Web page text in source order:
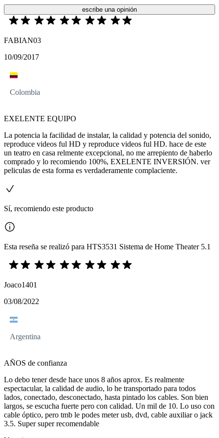
escribe una opinión
FABIAN03
10/09/2017
Colombia
EXELENTE EQUIPO
La potencia la facilidad de instalar, la calidad y potencia del sonido,
reproduce videos ful HD y reproduce videos ful HD. hace de este
un teatro en casa relmente excepcional, no me arrepiento de haberlo
comprado y lo recomiendo 100%, EXELENTE INVERSIÓN. ver
peliculas de esta forma es verdaderamente complaciente.
Sí, recomiendo este producto
Esta reseña se realizó para HTS3531 Sistema de Home Theater 5.1
Joaco1401
03/08/2022
Argentina
AÑOS de confianza
Lo debo tener desde hace unos 8 años aprox. Es realmente
espectacular, la calidad de audio, lo he transportado para todos
lados, conectado, desconectado, hasta pintado los cables. Son bien
largos, se escucha fuerte pero con calidad. Un mil de 10. Lo uso con
cable óptico, pero tmb le podes meter usb, dvd, cable auxiliar o jack
3.5. Super super recomendable